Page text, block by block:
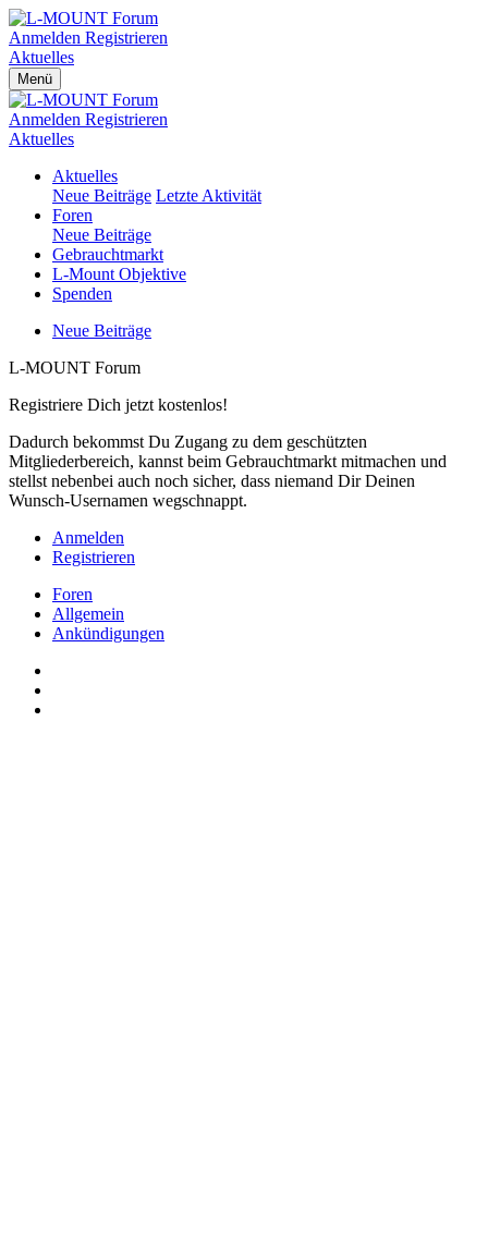
Anmelden Registrieren
Aktuelles
Menü
Anmelden Registrieren
Aktuelles
Aktuelles
Neue Beiträge Letzte Aktivität
Foren
Neue Beiträge
Gebrauchtmarkt
L-Mount Objektive
Spenden
Neue Beiträge
L-MOUNT Forum
Registriere Dich jetzt kostenlos!
Dadurch bekommst Du Zugang zu dem geschützten
Mitgliederbereich, kannst beim Gebrauchtmarkt mitmachen und
stellst nebenbei auch noch sicher, dass niemand Dir Deinen
Wunsch-Usernamen wegschnappt.
Anmelden
Registrieren
Foren
Allgemein
Ankündigungen